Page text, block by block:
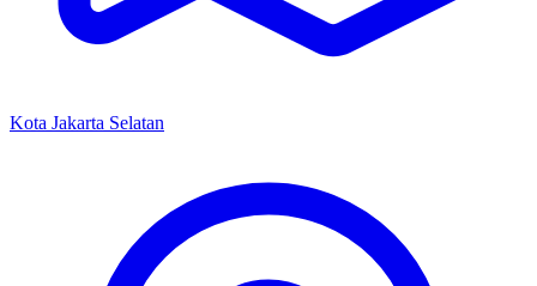
Kota Jakarta Selatan